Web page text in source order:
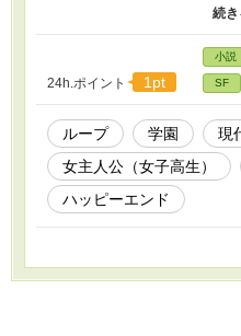
家になろう』短編『12年間ルー
24h.ポイント 1pt
小説
SF
ループ 学園
現
女主人公（女子高生）
ハッピーエンド